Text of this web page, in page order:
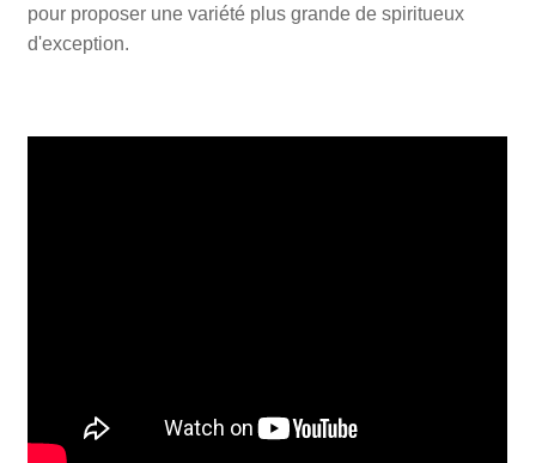
pour proposer une variété plus grande de spiritueux
d'exception.